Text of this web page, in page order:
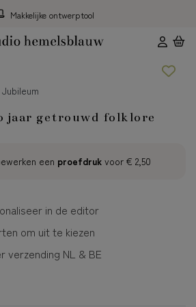
Makkelijke ontwerptool
Jubileum
jaar getrouwd folklore
een proefdruk voor € 2,50
in de editor
om uit te kiezen
verzending NL & BE